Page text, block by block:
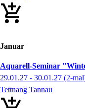
Januar
Aquarell-Seminar
29.01.27 - 30.01.27 (2-
Tettnang Tannau